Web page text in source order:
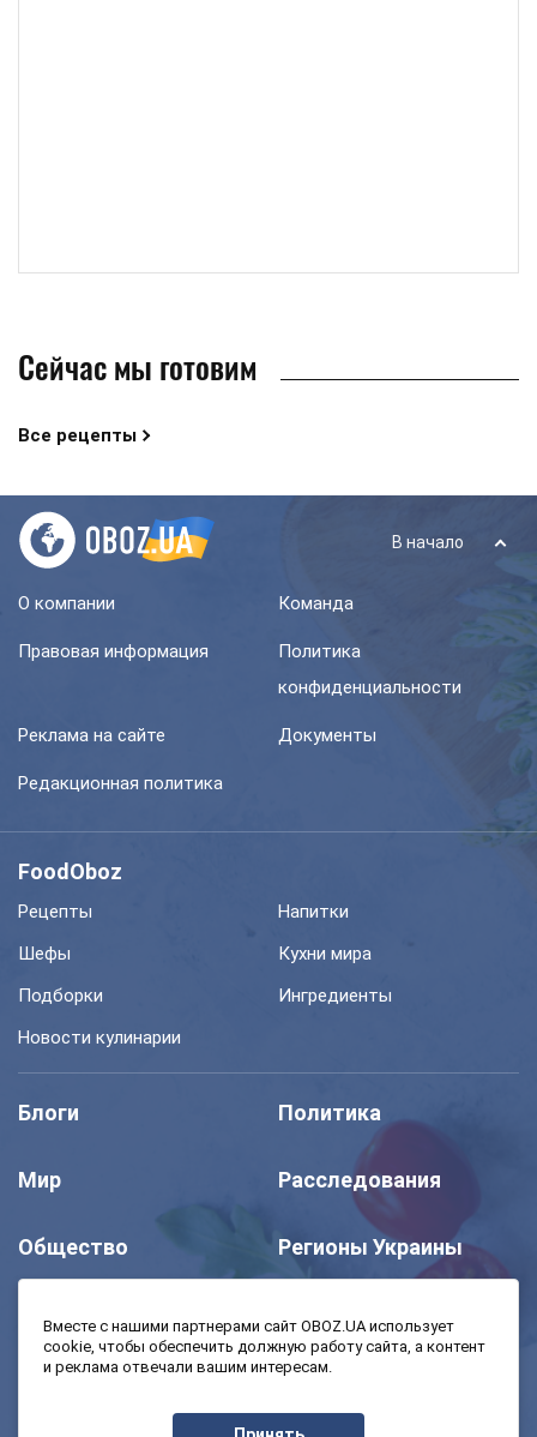
Сейчас мы готовим
Все рецепты
В начало
О компании Команда
Правовая информация
Политика
конфиденциальности
Реклама на сайте Документы
Редакционная политика
FoodOboz
Рецепты
Напитки
Шефы
Кухни мира
Подборки
Ингредиенты
Новости кулинарии
Блоги Политика
Мир Расследования
Общество Регионы Украины
Моя школа Авто
Вместе с нашими партнерами сайт OBOZ.UA использует
cookie, чтобы обеспечить должную работу сайта, а контент
и реклама отвечали вашим интересам.